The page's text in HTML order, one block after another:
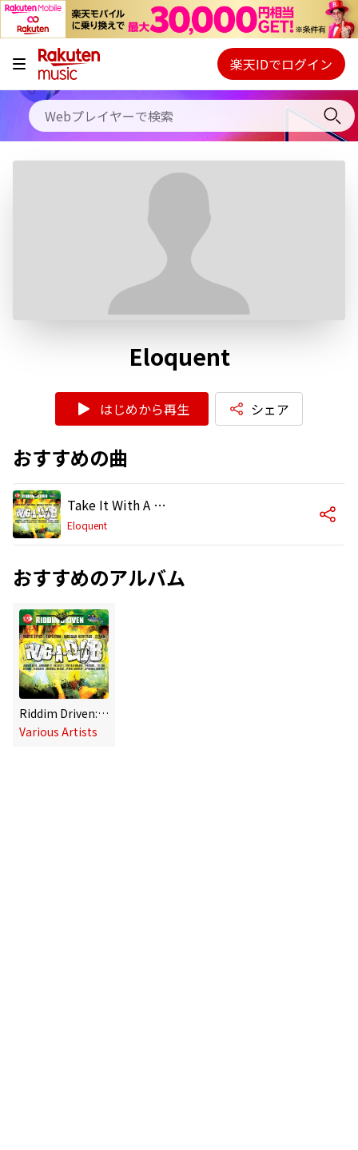
キャンペーン
料金プラン
使い方
Webプレイヤー
ご契約内容の確認・変更
楽天IDでログイン
Eloquent
はじめから再生 シェア
おすすめの曲
Take It With A Smile
Eloquent
おすすめのアルバム
Riddim Driven: Rub-A-Dub
Various Artists